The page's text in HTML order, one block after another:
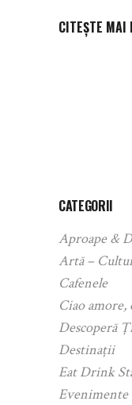
CITEȘTE MAI
CATEGORII
Aproape &
Artă –
Cafenele
Ciao amore,
Descoperă
Destinații
Eat Drink
Evenimente